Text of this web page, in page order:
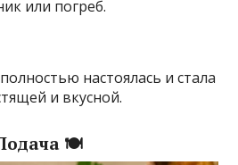
или погреб.
настоялась и стала
и вкусной.
🍽️